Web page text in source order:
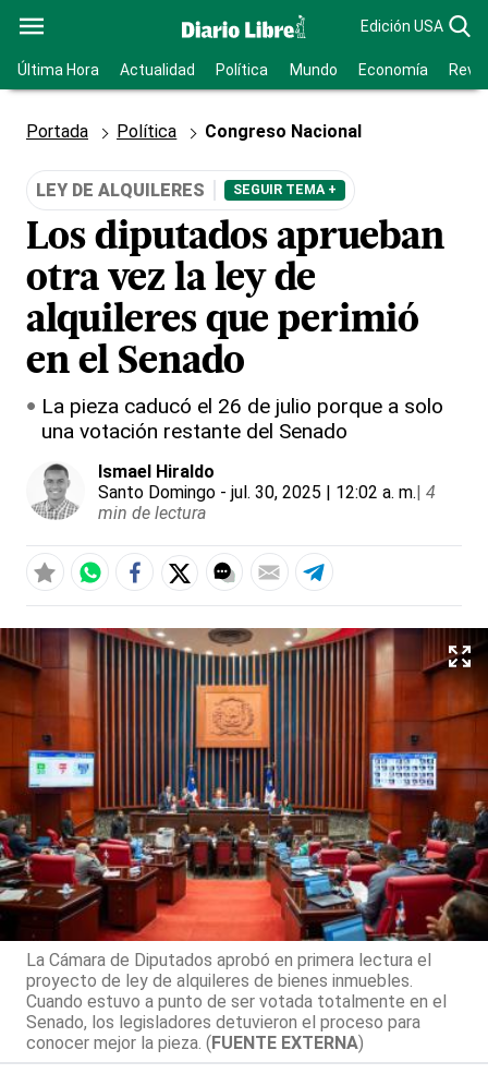
Edición USA
Última Hora Actualidad Política Mundo Economía
Portada Política Congreso Nacional
LEY DE ALQUILERES SEGUIR TEMA +
Los diputados aprueban
otra vez la ley de
alquileres que perimió
en el Senado
La pieza caducó el 26 de julio porque a solo
una votación restante del Senado
Ismael Hiraldo
Santo Domingo - jul. 30, 2025 | 12:02 a. m.| 4
min de lectura
La Cámara de Diputados aprobó en primera lectura el
proyecto de ley de alquileres de bienes inmuebles.
Cuando estuvo a punto de ser votada totalmente en el
Senado, los legisladores detuvieron el proceso para
conocer mejor la pieza. (FUENTE EXTERNA)